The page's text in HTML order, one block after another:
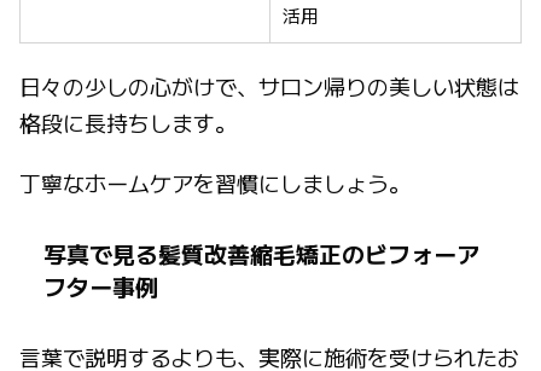
活用
日々の少しの心がけで、サロン帰りの美しい状態は
格段に長持ちします。
丁寧なホームケアを習慣にしましょう。
写真で見る髪質改善縮毛矯正のビフォーア
フター事例
言葉で説明するよりも、実際に施術を受けられたお